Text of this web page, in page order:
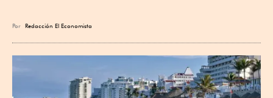
Por Redacción El Economista